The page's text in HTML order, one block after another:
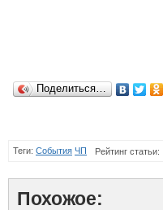
Поделиться…
Теги: События ЧП Рейтинг статьи:
Похожое: